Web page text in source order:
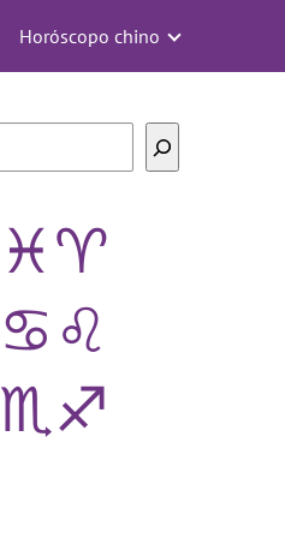
Horóscopo chino
♓♈
♋♌
♏♐